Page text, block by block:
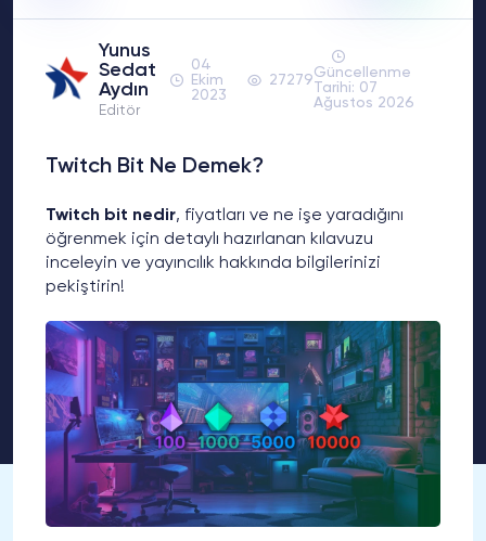
Yunus
Sedat
Aydın
Editör
04
Ekim
2023
27279Güncellenme
Tarihi: 07
Ağustos 2026
Twitch Bit Ne Demek?
Twitch bit nedir, fiyatları ve ne işe yaradığını
öğrenmek için detaylı hazırlanan kılavuzu
inceleyin ve yayıncılık hakkında bilgilerinizi
pekiştirin!